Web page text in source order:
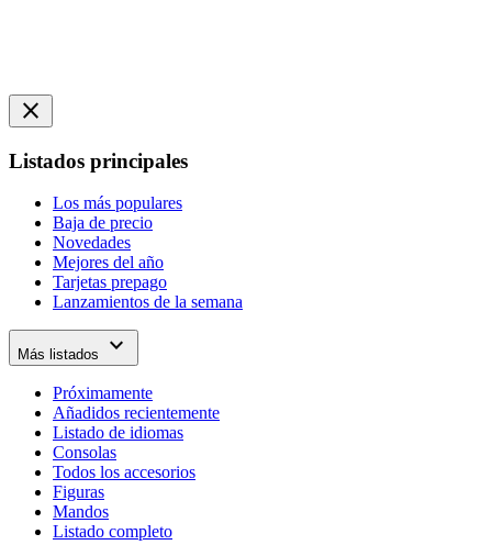
close
Listados principales
Los más populares
Baja de precio
Novedades
Mejores del año
Tarjetas prepago
Lanzamientos de la semana
Más listados expand_more
Próximamente
Añadidos recientemente
Listado de idiomas
Consolas
Todos los accesorios
Figuras
Mandos
Listado completo